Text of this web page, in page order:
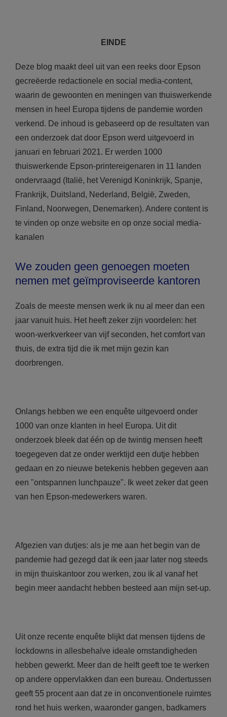
EINDE
Deze blog maakt deel uit van een reeks door Epson
gecreëerde redactionele en social media-content,
waarin de gewoonten en meningen van thuiswerkende
mensen in heel Europa tijdens de pandemie worden
verkend. De inhoud is gebaseerd op de resultaten van
een onderzoek dat door Epson werd uitgevoerd in
januari en februari 2021. Er werden 1000
thuiswerkende Epson-printereigenaren in 11 landen
ondervraagd (Italië, het Verenigd Koninkrijk, Spanje,
Frankrijk, Duitsland, Nederland, België, Zweden,
Finland, Noorwegen, Denemarken). Andere content is
te vinden op onze website en op onze social media-
kanalen
We zouden geen genoegen moeten
nemen met geïmproviseerde kantoren
Zoals de meeste mensen werk ik nu al meer dan een
jaar vanuit huis. Het heeft zeker zijn voordelen: het
woon-werkverkeer van vijf seconden, het comfort van
thuis, de extra tijd die ik met mijn gezin kan
doorbrengen.
Onlangs hebben we een enquête uitgevoerd onder
1000 van onze klanten in heel Europa. Uit dit
onderzoek bleek dat één op de twintig mensen heeft
toegegeven dat ze onder werktijd een dutje hebben
gedaan en zo nieuwe betekenis hebben gegeven aan
een "ontspannen lunchpauze". Ik weet zeker dat geen
van hen Epson-medewerkers waren.
Afgezien van dutjes: als je me aan het begin van de
pandemie had gezegd dat ik een jaar later nog steeds
in mijn thuiskantoor zou werken, zou ik al vanaf het
begin meer aandacht hebben besteed aan mijn set-up.
Uit onze recente enquête blijkt dat mensen tijdens de
lockdowns in allesbehalve ideale omstandigheden
hebben gewerkt. Meer dan de helft geeft toe te werken
op andere oppervlakken dan een bureau. Ondertussen
geeft 55 procent aan dat ze in onconventionele ruimtes
rond het huis werken, waaronder gangen, badkamers